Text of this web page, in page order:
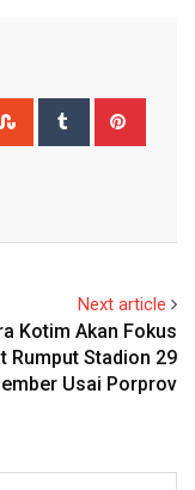
StumbleUpon
Tumblr
Next article
Kotim Akan Fokus
Rumput Stadion 29
Usai Porprov